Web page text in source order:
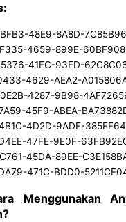
48E9-8A8D-
F335-4659-899E-
41EC-93ED-
4629-AEA2-
4287-9B98-
45F9-ABEA-
4D2D-9ADF-
47FE-9E0F-
45DA-89EE-
471C-BDD0-
Menggunakan